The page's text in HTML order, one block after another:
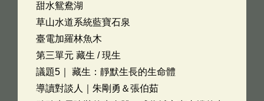
甜水鴛鴦湖
草山水道系統藍寶石泉
臺電加羅林魚木
第三單元 藏生 / 現生
議題5｜ 藏生：靜默生長的生命體
導讀對談人｜朱剛勇＆張伯茹